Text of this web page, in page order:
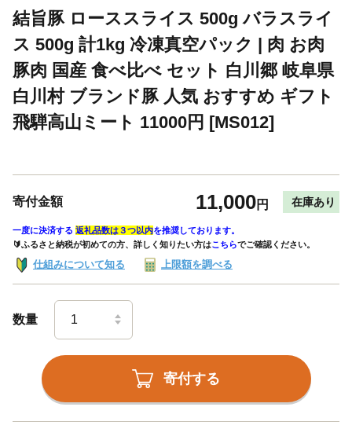
結旨豚 ローススライス 500g バラスライ
ス 500g 計1kg 冷凍真空パック | 肉 お肉
豚肉 国産 食べ比べ セット 白川郷 岐阜県
白川村 ブランド豚 人気 おすすめ ギフト
飛騨高山ミート 11000円 [MS012]
寄付金額 11,000円 在庫あり
一度に決済する 返礼品数は３つ以内を推奨しております。
🔰ふるさと納税が初めての方、詳しく知りたい方はこちらでご確認ください。
仕組みについて知る 上限額を調べる
数量
寄付する